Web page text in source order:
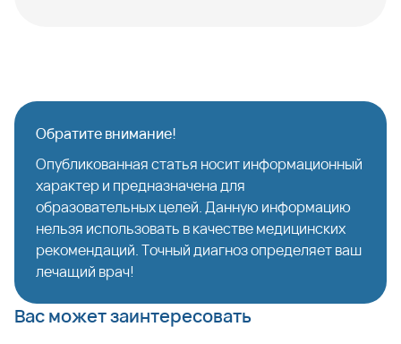
Обратите внимание!
Опубликованная статья носит информационный
характер и предназначена для
образовательных целей. Данную информацию
нельзя использовать в качестве медицинских
рекомендаций. Точный диагноз определяет ваш
лечащий врач!
Вас может заинтересовать